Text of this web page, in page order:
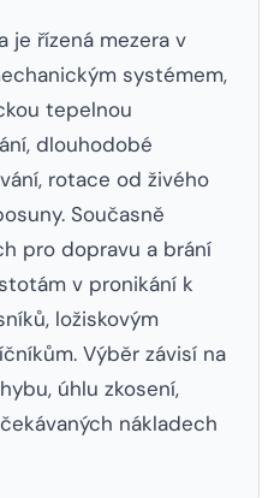
je řízená mezera v
systémem,
tepelnou
dlouhodobé
rotace od živého
Současně
pro dopravu a brání
v pronikání k
ložiskovým
Výběr závisí na
úhlu zkosení,
nákladech